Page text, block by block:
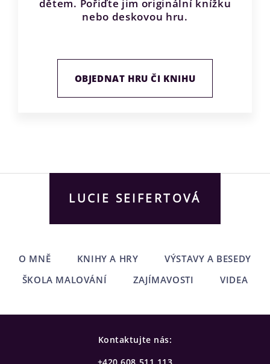
dětem. Pořiďte jim originální knížku
nebo deskovou hru.
OBJEDNAT HRU ČI KNIHU
LUCIE SEIFERTOVÁ
O MNĚ KNIHY A HRY
VÝSTAVY A BESEDY
ŠKOLA MALOVÁNÍ
ZAJÍMAVOSTI VIDEA
Kontaktujte nás:
+420 608 511 113